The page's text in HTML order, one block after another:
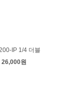
IP 1/4 더블
26,000원